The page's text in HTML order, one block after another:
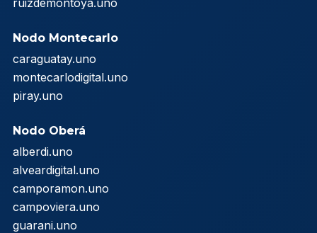
Nodo Montecarlo
caraguatay.uno
montecarlodigital.uno
piray.uno
Nodo Oberá
alberdi.uno
alveardigital.uno
camporamon.uno
campoviera.uno
guarani.uno